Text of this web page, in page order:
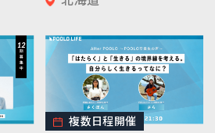
複数日程開催